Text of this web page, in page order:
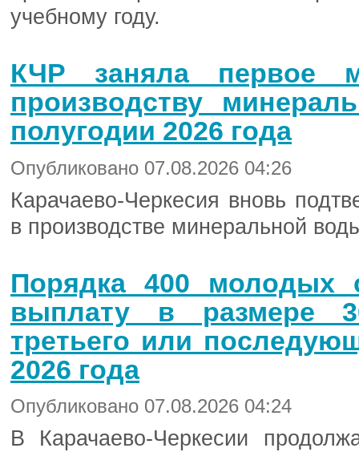
учебному году.
КЧР заняла первое
производству
полугодии 2026 года
Опубликовано 07.08.2026 04:26
Карачаево-Черкесия вновь
в производстве минеральной
Порядка 400 молодых
выплату в размере
третьего или
2026 года
Опубликовано 07.08.2026 04:24
В Карачаево-Черкесии